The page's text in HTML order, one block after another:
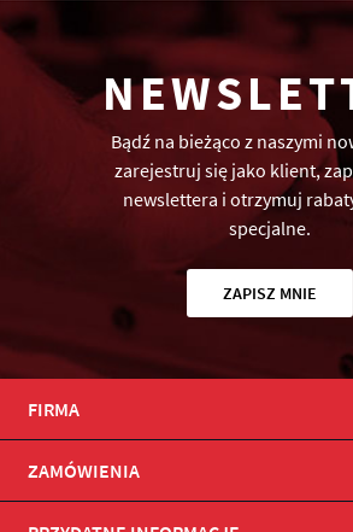
Bądź na bieżąco z naszymi
zarejestruj się jako klient,
newslettera i otrzymuj
specjalne.
ZAPISZ MNIE
FIRMA
ZAMÓWIENIA